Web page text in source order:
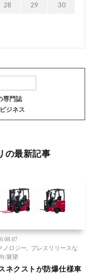
28 29 30
専門誌
ジネス
の最新記事
ノロジー
プレスリリースな
/展望
ネクストが防爆仕様車